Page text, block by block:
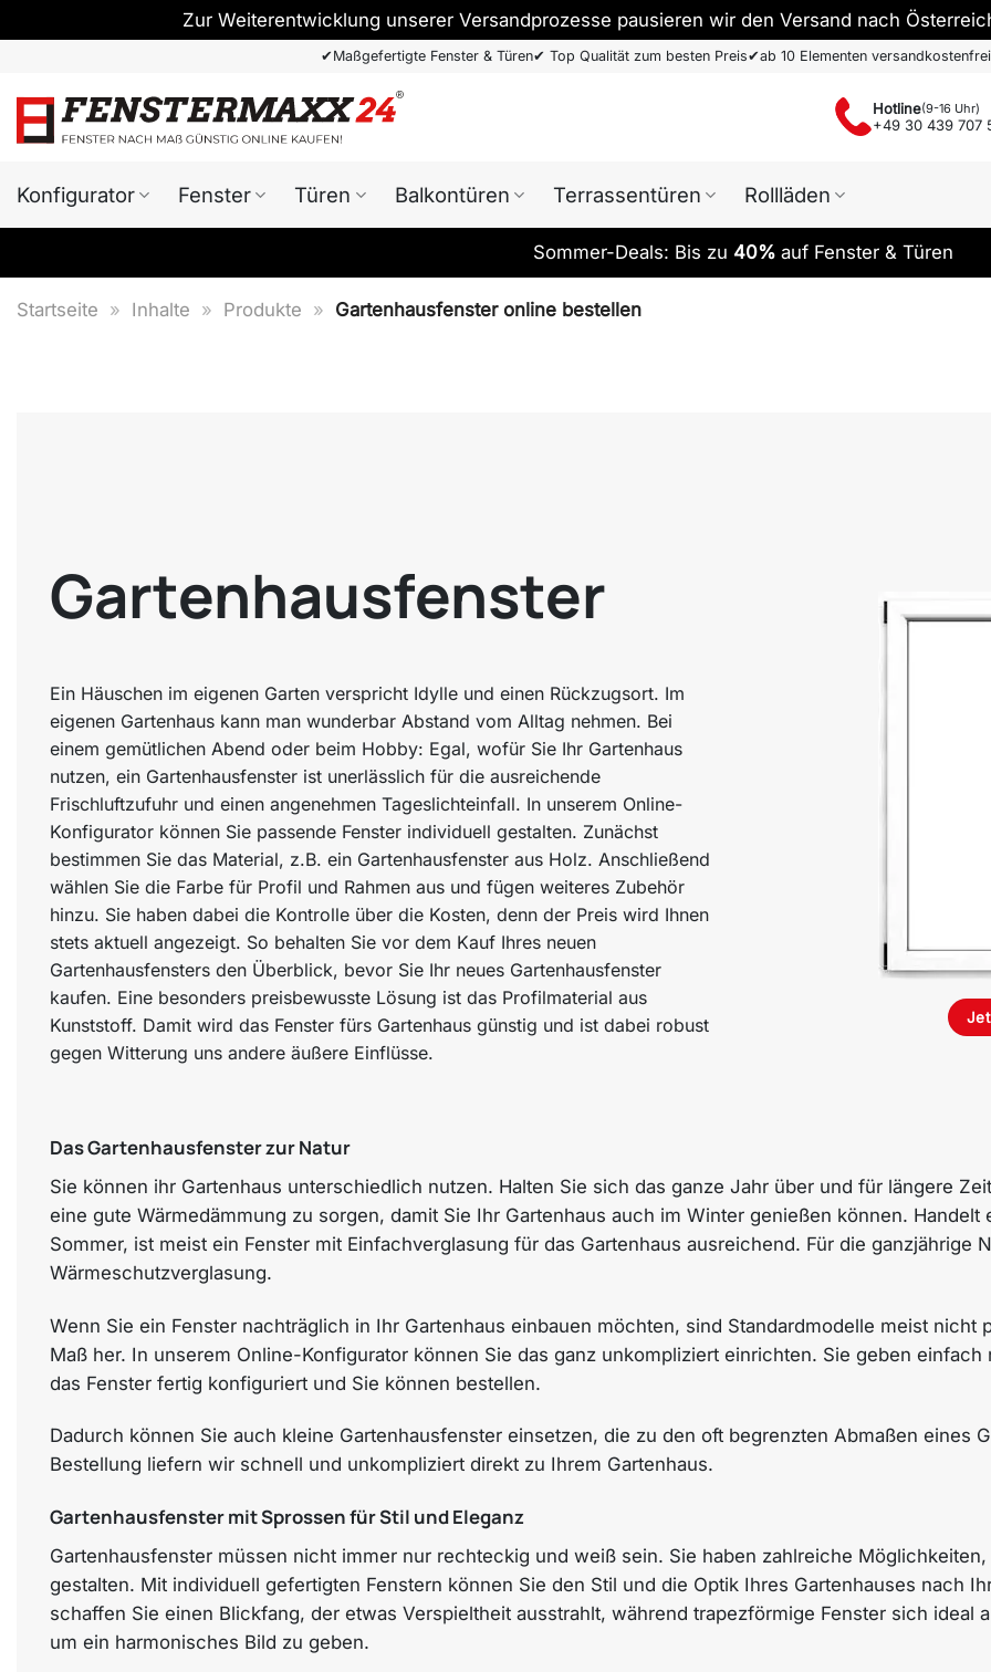
Zur Weiterentwicklung unserer Versandprozesse pausieren wir den Versand nach
springen
✔Maßgefertigte Fenster & Türen✔ Top Qualität zum besten Preis✔ab 10 Elementen versandkostenfrei
Hotline(9-16 Uhr)
+49 30 439 707
Konfigurator Fenster Türen Balkontüren Terrassentüren Rollläden
Sommer-Deals: Bis zu 40% auf Fenster & Türen
Startseite » Inhalte » Produkte » Gartenhausfenster online bestellen
Gartenhausfenster
Ein Häuschen im eigenen Garten verspricht Idylle und einen Rückzugsort. Im
eigenen Gartenhaus kann man wunderbar Abstand vom Alltag nehmen. Bei
einem gemütlichen Abend oder beim Hobby: Egal, wofür Sie Ihr Gartenhaus
nutzen, ein Gartenhausfenster ist unerlässlich für die ausreichende
Frischluftzufuhr und einen angenehmen Tageslichteinfall. In unserem Online-
Konfigurator können Sie passende Fenster individuell gestalten. Zunächst
bestimmen Sie das Material, z.B. ein Gartenhausfenster aus Holz. Anschließend
wählen Sie die Farbe für Profil und Rahmen aus und fügen weiteres Zubehör
hinzu. Sie haben dabei die Kontrolle über die Kosten, denn der Preis wird Ihnen
stets aktuell angezeigt. So behalten Sie vor dem Kauf Ihres neuen
Gartenhausfensters den Überblick, bevor Sie Ihr neues Gartenhausfenster
kaufen. Eine besonders preisbewusste Lösung ist das Profilmaterial aus
Kunststoff. Damit wird das Fenster fürs Gartenhaus günstig und ist dabei robust
gegen Witterung uns andere äußere Einflüsse.
Das Gartenhausfenster zur Natur
Sie können ihr Gartenhaus unterschiedlich nutzen. Halten Sie sich das ganze Jahr über und für längere
eine gute Wärmedämmung zu sorgen, damit Sie Ihr Gartenhaus auch im Winter genießen können.
Sommer, ist meist ein Fenster mit Einfachverglasung für das Gartenhaus ausreichend. Für die
Wärmeschutzverglasung.
Wenn Sie ein Fenster nachträglich in Ihr Gartenhaus einbauen möchten, sind Standardmodelle meist nicht
Maß her. In unserem Online-Konfigurator können Sie das ganz unkompliziert einrichten. Sie geben
das Fenster fertig konfiguriert und Sie können bestellen.
Dadurch können Sie auch kleine Gartenhausfenster einsetzen, die zu den oft begrenzten Abmaßen eines
Bestellung liefern wir schnell und unkompliziert direkt zu Ihrem Gartenhaus.
Gartenhausfenster mit Sprossen für Stil und Eleganz
Gartenhausfenster müssen nicht immer nur rechteckig und weiß sein. Sie haben zahlreiche
gestalten. Mit individuell gefertigten Fenstern können Sie den Stil und die Optik Ihres Gartenhauses nach
schaffen Sie einen Blickfang, der etwas Verspieltheit ausstrahlt, während trapezförmige Fenster sich ideal
um ein harmonisches Bild zu geben.